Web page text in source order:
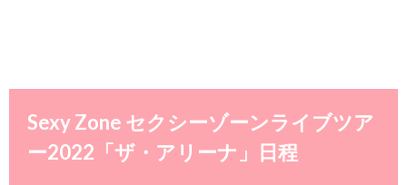
Sexy Zone セクシーゾーンライブツア
ー2022「ザ・アリーナ」日程